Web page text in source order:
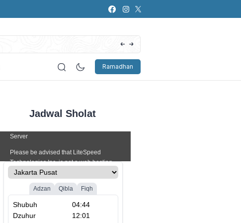
Artificial Intelligence (AI): Bagaimana
Ramadhan
Jadwal Sholat